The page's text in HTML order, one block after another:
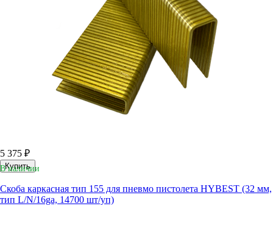
5 375 ₽
Купить
В наличии
Скоба каркасная тип 155 для пневмо пистолета HYBEST (32 мм,
тип L/N/16ga, 14700 шт/уп)